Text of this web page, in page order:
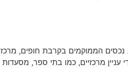
הממוקמים בקרבת חופים,
מרכזיים, כמו בתי ספר,